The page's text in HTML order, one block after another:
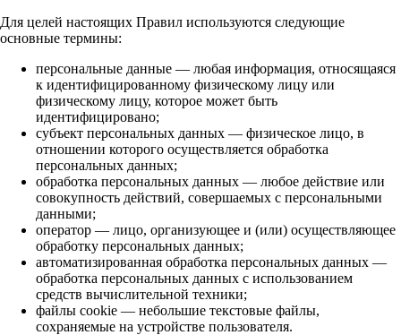
Для целей настоящих Правил используются следующие
основные термины:
персональные данные — любая информация, относящаяся
к идентифицированному физическому лицу или
физическому лицу, которое может быть
идентифицировано;
субъект персональных данных — физическое лицо, в
отношении которого осуществляется обработка
персональных данных;
обработка персональных данных — любое действие или
совокупность действий, совершаемых с персональными
данными;
оператор — лицо, организующее и (или) осуществляющее
обработку персональных данных;
автоматизированная обработка персональных данных —
обработка персональных данных с использованием
средств вычислительной техники;
файлы cookie — небольшие текстовые файлы,
сохраняемые на устройстве пользователя.